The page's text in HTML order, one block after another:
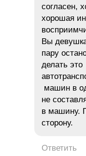
согласен,
хорошая
Вы
пару
делать
машин в
не
в машину.
сторону.
Ответить